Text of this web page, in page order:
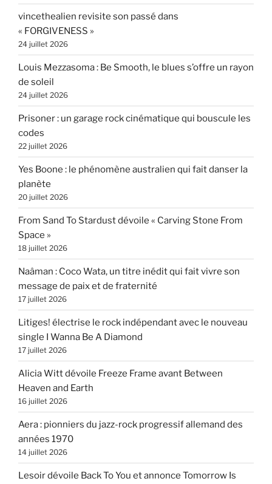
vincethealien revisite son passé dans
« FORGIVENESS »
24 juillet 2026
Louis Mezzasoma : Be Smooth, le blues s’offre un rayon
de soleil
24 juillet 2026
Prisoner : un garage rock cinématique qui bouscule les
codes
22 juillet 2026
Yes Boone : le phénomène australien qui fait danser la
planète
20 juillet 2026
From Sand To Stardust dévoile « Carving Stone From
Space »
18 juillet 2026
Naâman : Coco Wata, un titre inédit qui fait vivre son
message de paix et de fraternité
17 juillet 2026
Litiges! électrise le rock indépendant avec le nouveau
single I Wanna Be A Diamond
17 juillet 2026
Alicia Witt dévoile Freeze Frame avant Between
Heaven and Earth
16 juillet 2026
Aera : pionniers du jazz-rock progressif allemand des
années 1970
14 juillet 2026
Lesoir dévoile Back To You et annonce Tomorrow Is